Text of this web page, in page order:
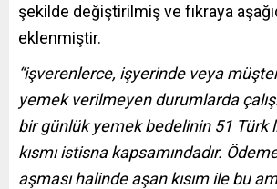
şekilde değiştirilmiş ve fıkraya
eklenmiştir.
“işverenlerce, işyerinde veya
yemek verilmeyen durumlarda
bir günlük yemek bedelinin 51 Türk
kısmı istisna kapsamındadır.
aşması halinde aşan kısım ile bu